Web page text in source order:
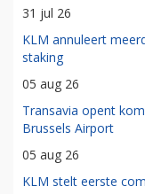
31 jul 26
KLM annuleert
staking
05 aug 26
Transavia opent
Brussels Airport
05 aug 26
KLM stelt eerste